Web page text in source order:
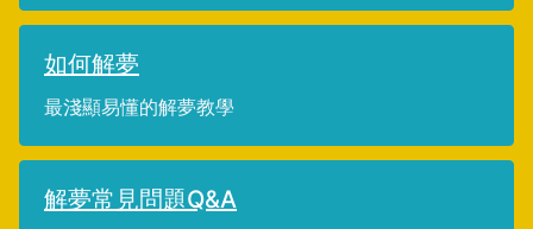
如何解夢
最淺顯易懂的解夢教學
解夢常見問題Q&A